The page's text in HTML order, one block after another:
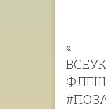
«